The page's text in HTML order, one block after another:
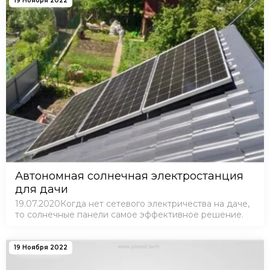
Автономная солнечная электростанция
для дачи
19.07.2020Когда нет сетевого электричества на даче,
то солнечные панели самое эффективное решение.
19 Ноября 2022